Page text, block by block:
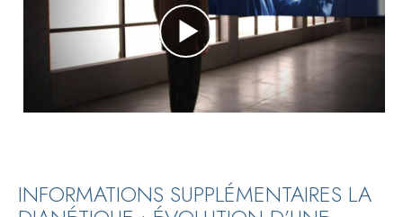
INFORMATIONS SUPPLÉMENTAIRES LA